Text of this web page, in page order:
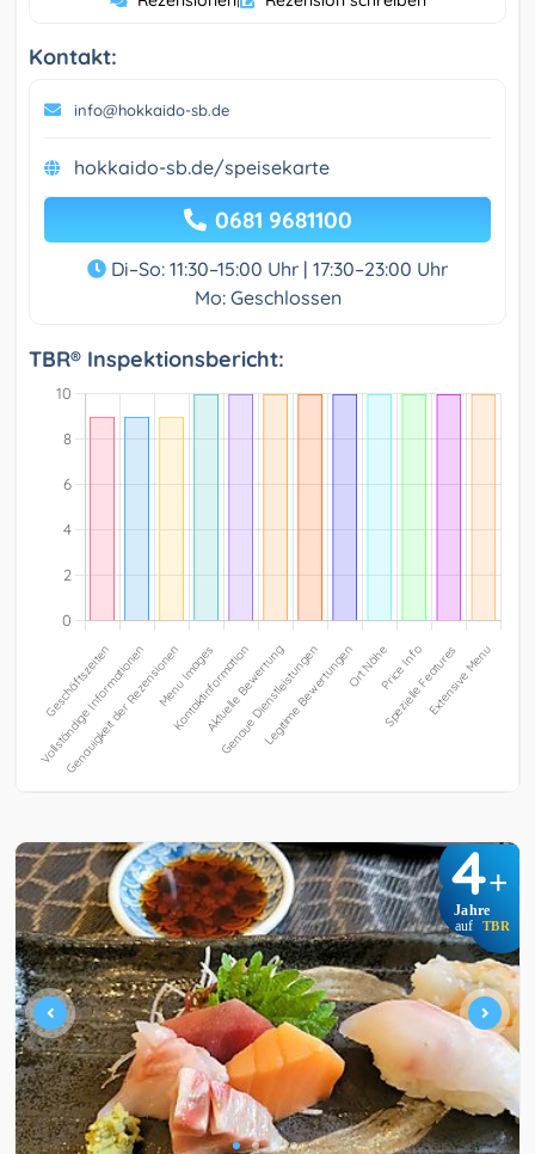
Kontakt:
info@hokkaido-sb.de
hokkaido-sb.de/speisekarte
0681 9681100
Di–So: 11:30–15:00 Uhr | 17:30–23:00 Uhr
Mo: Geschlossen
TBR® Inspektionsbericht:
4+
Jahre
auf TBR